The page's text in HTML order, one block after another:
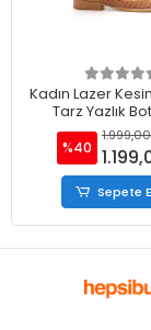
Kadın Lazer
Tarz Yazlık
%40
Sepete